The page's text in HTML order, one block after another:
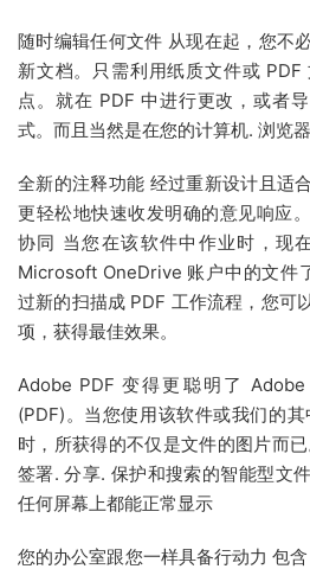
随时编辑任何文件 从现在起，您不
新文档。只需利用纸质文件或
点。就在 PDF 中进行更改，或者
式。而且当然是在您的计算机. 浏览
全新的注释功能 经过重新设计且适
更轻松地快速收发明确的意见响应
协同 当您在该软件中作业时，现
Microsoft OneDrive 账户中的文件
过新的扫描成 PDF 工作流程，您可
项，获得最佳效果。
Adobe PDF 变得更聪明了
(PDF)。当您使用该软件或我们的
时，所获得的不仅是文件的图片而
签署. 分享. 保护和搜索的智能型文
任何屏幕上都能正常显示
您的办公室跟您一样具备行动力 包